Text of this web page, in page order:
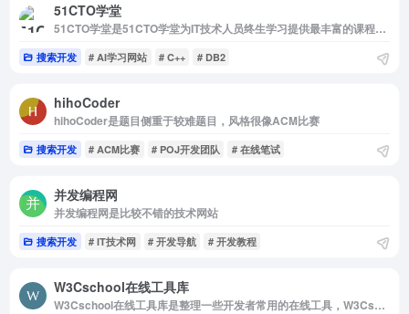
51CTO学堂
51CTO学堂是51CTO学堂为IT技术人员终生学习提供最丰富的课程资源库,数千名专业讲师和大厂工程师倾力分享了数万门在线视频课程,几乎覆盖了IT技术的各个领域:java、python、php、c、前端、数据...
搜索开发 # AI学习网站 # C++ # DB2
hihoCoder
hihoCoder是题目侧重于较难题目，风格很像ACM比赛
搜索开发 # ACM比赛 # POJ开发团队 # 在线笔试
并发编程网
并发编程网是比较不错的技术网站
搜索开发 # IT技术网 # 开发导航 # 开发教程
W3Cschool在线工具库
W3Cschool在线工具库是整理一些开发者常用的在线工具，W3Cschool网址资源收藏